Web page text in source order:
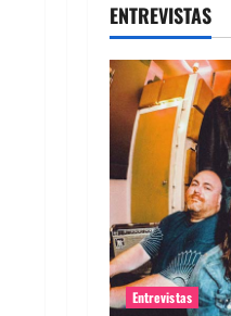
ENTREVISTAS
Entrevistas